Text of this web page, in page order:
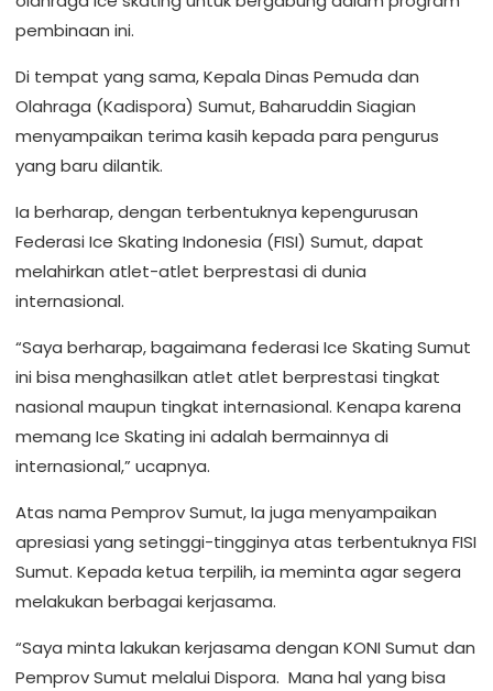
pembinaan ini.
Di tempat yang sama, Kepala Dinas Pemuda dan
Olahraga (Kadispora) Sumut, Baharuddin Siagian
menyampaikan terima kasih kepada para pengurus
yang baru dilantik.
Ia berharap, dengan terbentuknya kepengurusan
Federasi Ice Skating Indonesia (FISI) Sumut, dapat
melahirkan atlet-atlet berprestasi di dunia
internasional.
“Saya berharap, bagaimana federasi Ice Skating Sumut
ini bisa menghasilkan atlet atlet berprestasi tingkat
nasional maupun tingkat internasional. Kenapa karena
memang Ice Skating ini adalah bermainnya di
internasional,” ucapnya.
Atas nama Pemprov Sumut, Ia juga menyampaikan
apresiasi yang setinggi-tingginya atas terbentuknya FISI
Sumut. Kepada ketua terpilih, ia meminta agar segera
melakukan berbagai kerjasama.
“Saya minta lakukan kerjasama dengan KONI Sumut dan
Pemprov Sumut melalui Dispora. Mana hal yang bisa